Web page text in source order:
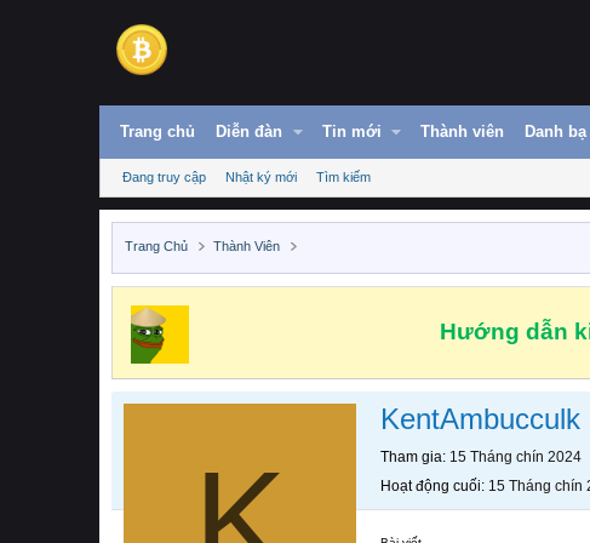
Trang chủ Diễn đàn Tin mới Thành viên Danh bạ
Đang truy cập Nhật ký mới Tìm kiếm
Trang Chủ Thành Viên
Hướng dẫn
KentAmbucculk
Tham gia 15 Tháng chín 2024
Hoạt động cuối 15 Tháng chín